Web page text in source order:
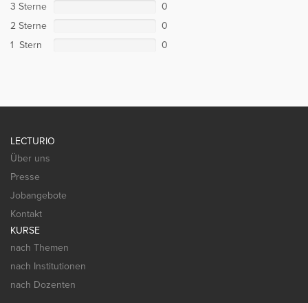
3 Sterne
0
2 Sterne
0
1 Stern
0
LECTURIO
Über uns
Presse
Jobangebote
Kontakt
KURSE
nach Themen
nach Institutionen
nach Dozenten